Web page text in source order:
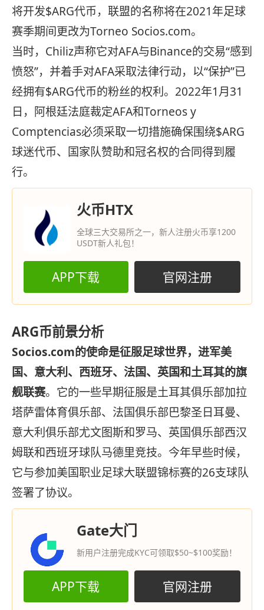
将开发$ARG代币，联盟的名称将在2021年足球
赛季期间更改为Torneo Socios.com。
当时，Chiliz声称它对AFA与Binance的交易“感到
愤怒”，并着手对AFA采取法律行动，以“保护”已
经拥有$ARG代币的粉丝的权利。2022年1月31
日，阿根廷法庭裁定AFA和Torneos y
Comptencias必须采取一切措施确保围绕$ARG
球迷代币、国家队赞助和冠名权的合同得到履
行。
火币HTX
全球三大交易所之一，新人注册火币享1200
USDT新人礼包！
APP下载 官网注册
ARG币前景分析
Socios.com的使命是征服足球世界，进军美
国、意大利、西班牙、法国、英国和土耳其的旗
舰联赛。它的一些早期征服是土耳其俱乐部加拉
塔萨雷体育俱乐部、法国俱乐部巴黎圣日耳曼、
意大利俱乐部尤文图斯和罗马、英国俱乐部西汉
姆联和西班牙球队马德里竞技。今年早些时候，
它与参加美国职业足球大联盟锦标赛的26支球队
签署了协议。
Gate大门
新用户注册完成KYC可领取$50~$100奖励！
APP下载 官网注册